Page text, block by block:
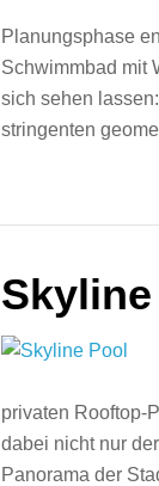
Planungsphase
Schwimmbad mit
sich sehen
stringenten
privaten Rooftop-
dabei nicht nur
Panorama der